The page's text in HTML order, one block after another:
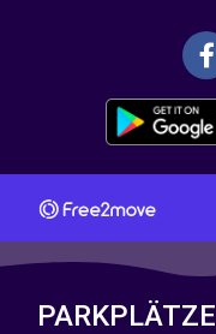
PARKPLÄTZE